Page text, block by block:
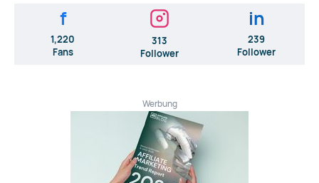
f
1,220
Fans
313
Follower
in
239
Follower
Werbung